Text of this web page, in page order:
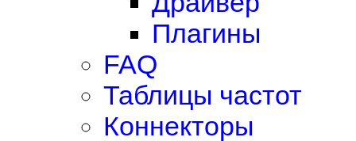
Плагины
FAQ
Таблицы частот
Коннекторы